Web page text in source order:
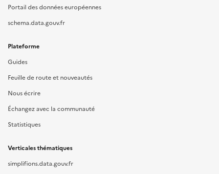
Portail des données européennes
schema.data.gouv.fr
Plateforme
Guides
Feuille de route et nouveautés
Nous écrire
Échangez avec la communauté
Statistiques
Verticales thématiques
simplifions.data.gouv.fr